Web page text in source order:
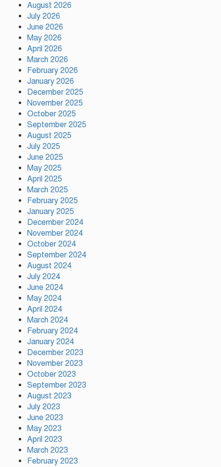
জমিয়ত
দুর্গাপূজায় আসছে সালমার নতুন গান,
রেকর্ড সম্পন্ন
August 2026
July 2026
June 2026
May 2026
April 2026
March 2026
February 2026
January 2026
December 2025
November 2025
October 2025
September 2025
August 2025
July 2025
June 2025
May 2025
April 2025
March 2025
February 2025
January 2025
December 2024
November 2024
October 2024
September 2024
August 2024
July 2024
June 2024
May 2024
April 2024
March 2024
February 2024
January 2024
December 2023
November 2023
October 2023
September 2023
August 2023
July 2023
June 2023
May 2023
April 2023
March 2023
February 2023